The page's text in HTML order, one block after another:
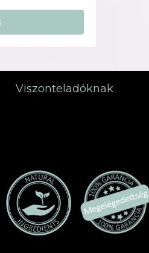
Viszonteladóknak